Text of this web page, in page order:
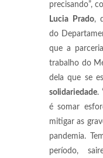
precisando”,
Lucia Prado,
do
que a
trabalho do
dela que se
solidariedade.
é somar
mitigar as
pandemia.
período,